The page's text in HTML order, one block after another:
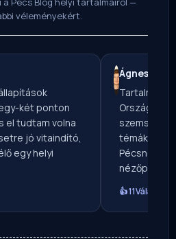
véleményekért.
két ponton
el tudtam volna
jó vitaindító,
egy helyi
Ágnes M.
Tartalmas
Országos
témákat —
Pécsnek ír,
👍 11Válasz